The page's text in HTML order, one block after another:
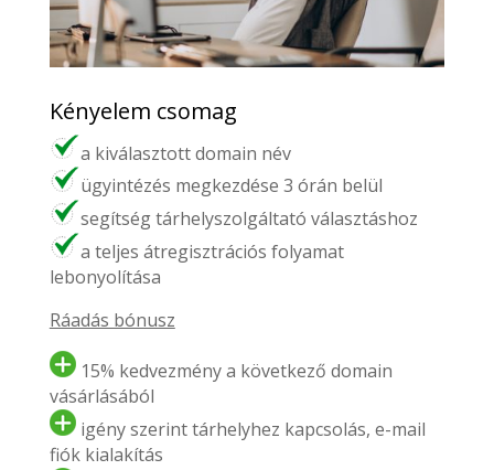
Kényelem csomag
a kiválasztott domain név
ügyintézés megkezdése 3 órán belül
segítség tárhelyszolgáltató választáshoz
a teljes átregisztrációs folyamat
lebonyolítása
Ráadás bónusz
15% kedvezmény a következő domain
vásárlásából
igény szerint tárhelyhez kapcsolás, e-mail
fiók kialakítás